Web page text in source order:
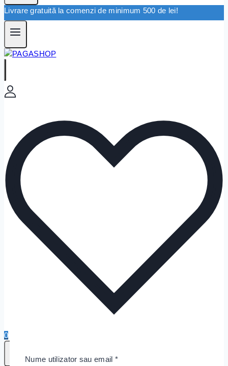
Livrare gratuită la comenzi de minimum 500 de lei!
0
0
Nume utilizator sau email *Obligatoriu